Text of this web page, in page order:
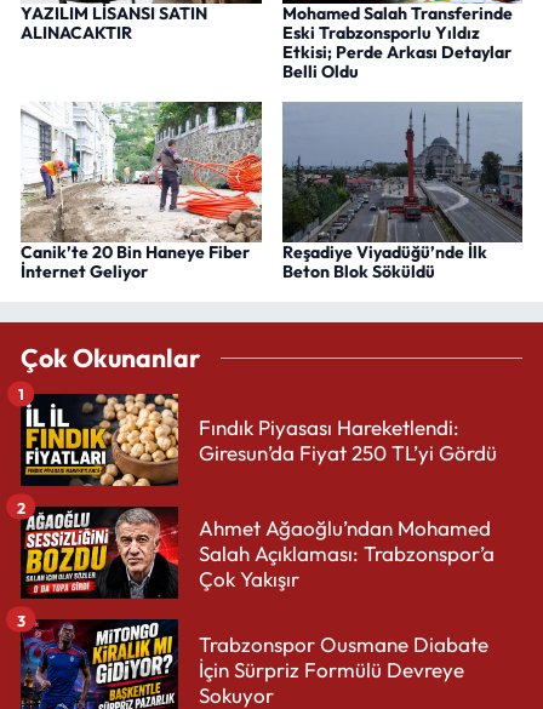
YAZILIM LİSANSI SATIN
ALINACAKTIR
Mohamed Salah Transferinde
Eski Trabzonsporlu Yıldız
Etkisi; Perde Arkası Detaylar
Belli Oldu
Canik’te 20 Bin Haneye Fiber
İnternet Geliyor
Reşadiye Viyadüğü’nde İlk
Beton Blok Söküldü
Çok Okunanlar
Fındık Piyasası Hareketlendi:
Giresun’da Fiyat 250 TL’yi Gördü
1
Ahmet Ağaoğlu’ndan Mohamed
Salah Açıklaması: Trabzonspor’a
Çok Yakışır
2
Trabzonspor Ousmane Diabate
İçin Sürpriz Formülü Devreye
Sokuyor
3